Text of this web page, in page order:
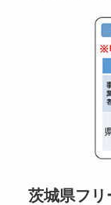
茨城県フリ